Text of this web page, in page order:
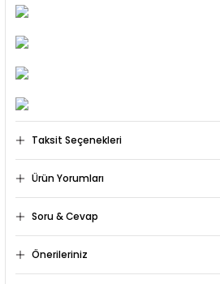
Taksit Seçenekleri
Ürün Yorumları
Soru & Cevap
Önerileriniz